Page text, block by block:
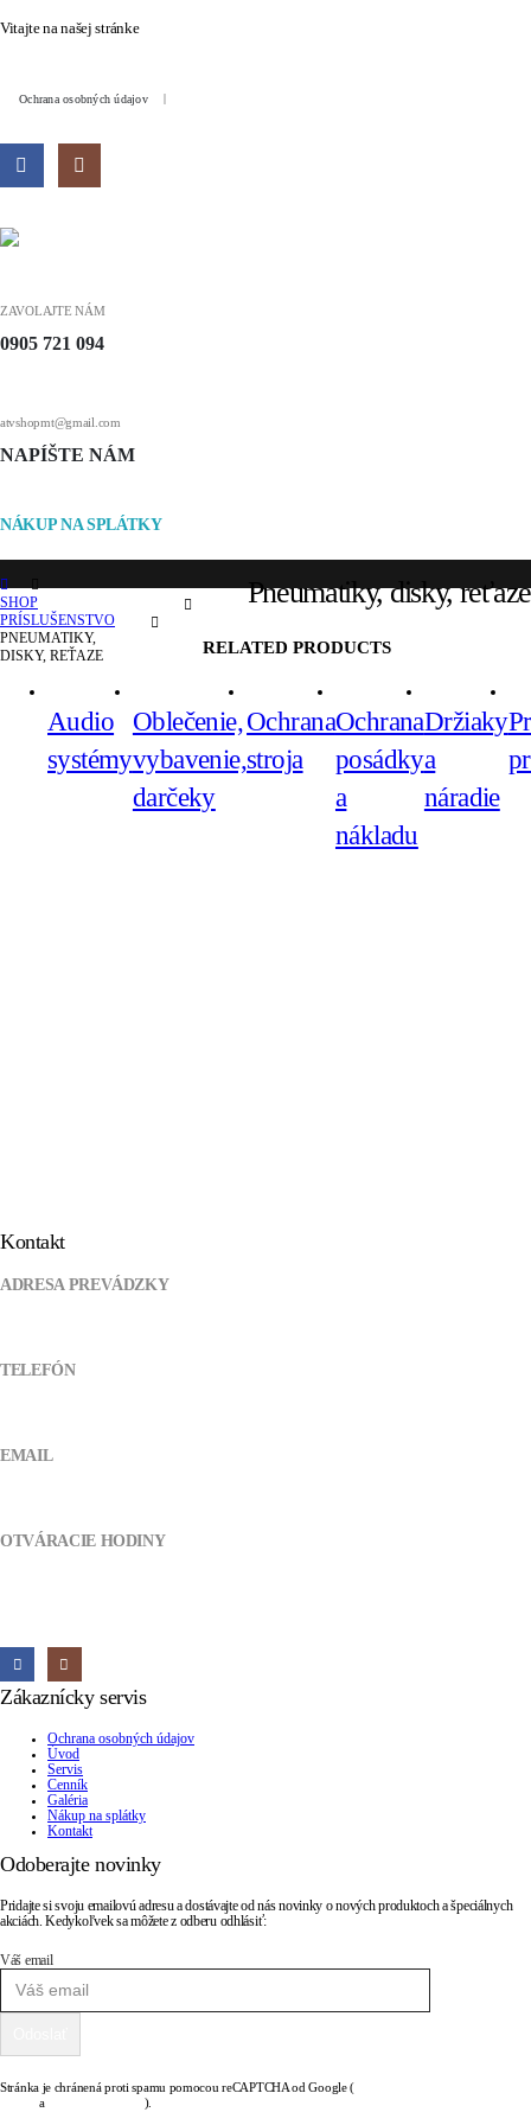
Vitajte na našej stránke
Ochrana osobných údajov
ZAVOLAJTE NÁM
0905 721 094
atvshopmt@gmail.com
NAPÍŠTE NÁM
NÁKUP NA SPLÁTKY
Pneumatiky, disky, reťaze
SHOP
PRÍSLUŠENSTVO
PNEUMATIKY,
DISKY, REŤAZE
RELATED PRODUCTS
Audio
systémy
Oblečenie,
vybavenie,
darčeky
Ochrana
stroja
Ochrana
posádky
a
nákladu
Držiaky
a
náradie
Kontakt
ADRESA PREVÁDZKY
TELEFÓN
EMAIL
OTVÁRACIE HODINY
Zákaznícky servis
Ochrana osobných údajov
Úvod
Servis
Cenník
Galéria
Nákup na splátky
Kontakt
Odoberajte novinky
Pridajte si svoju emailovú adresu a dostávajte od nás novinky o nových produktoch a špeciálnych
akciách. Kedykoľvek sa môžete z odberu odhlásiť:
Váš email
Stránka je chránená proti spamu pomocou reCAPTCHA od Google (
a ).